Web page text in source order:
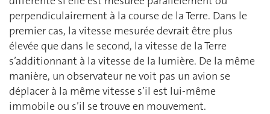
perpendiculairement à la course de la Terre. Dans le
premier cas, la vitesse mesurée devrait être plus
élevée que dans le second, la vitesse de la Terre
s’additionnant à la vitesse de la lumière. De la même
manière, un observateur ne voit pas un avion se
déplacer à la même vitesse s’il est lui-même
immobile ou s’il se trouve en mouvement.